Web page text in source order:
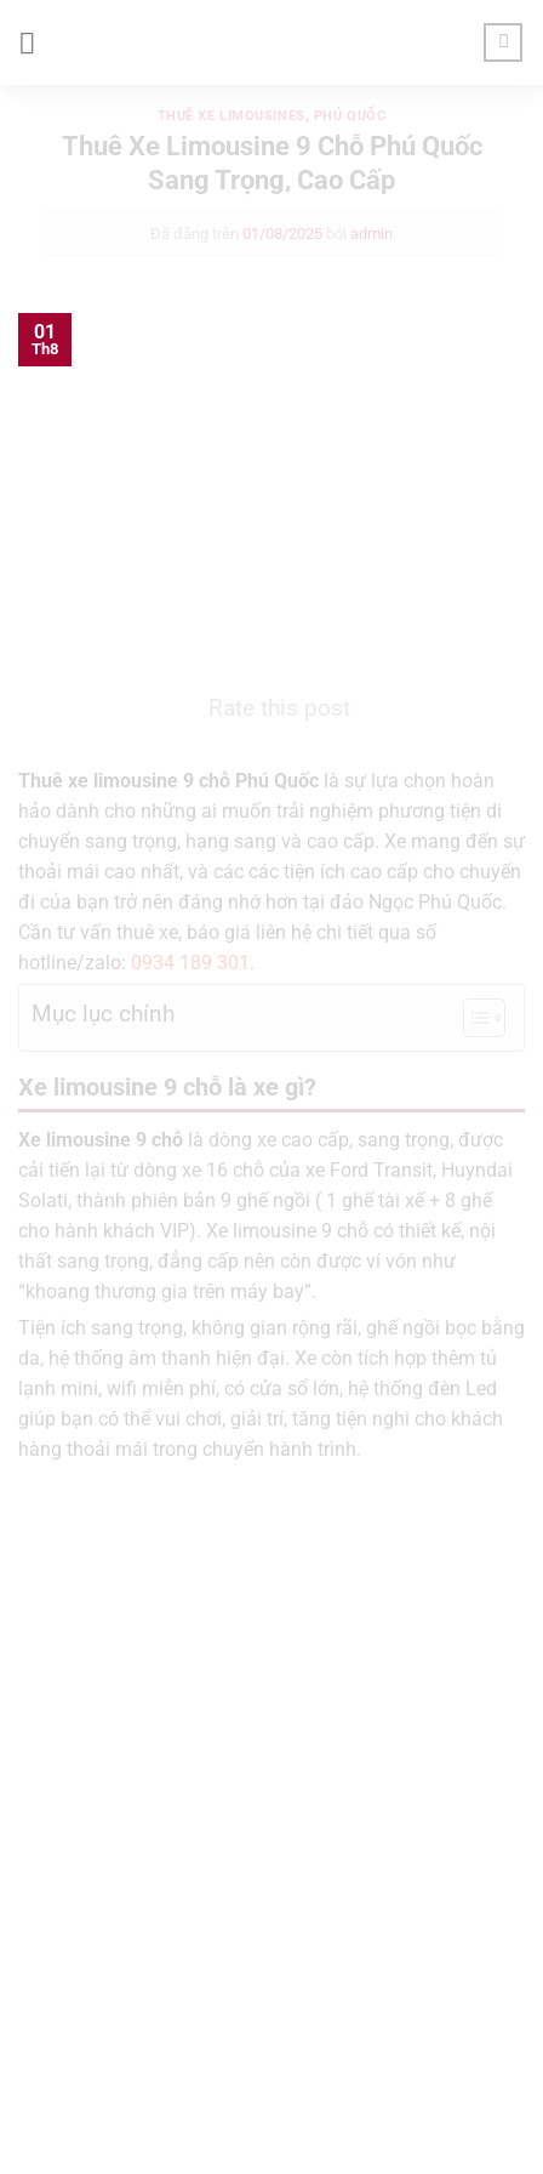
THUÊ XE LIMOUSINES , PHÚ QUỐC
Thuê Xe Limousine 9 Chỗ Phú Quốc
Sang Trọng, Cao Cấp
01/08/2025 admin
01
Th8
Thuê xe limousine 9 chỗ Phú Quốc là sự lựa chọn hoàn
hảo dành cho những ai muốn trải nghiệm phương tiện di
chuyển sang trọng, hạng sang và cao cấp. Xe mang đến sự
thoải mái cao nhất, và các các tiện ích cao cấp cho chuyến
đi của bạn trở nên đáng nhớ hơn tại đảo Ngọc Phú Quốc.
Cần tư vấn thuê xe, báo giá liên hệ chi tiết qua số
hotline/zalo: 0934 189 301 .
Mục lục chính
Xe limousine 9 chỗ là xe gì?
Xe limousine 9 chỗ là dòng xe cao cấp, sang trọng, được
cải tiến lại từ dòng xe 16 chỗ của xe Ford Transit, Huyndai
Solati, thành phiên bản 9 ghế ngồi ( 1 ghế tài xế + 8 ghế
cho hành khách VIP). Xe limousine 9 chỗ có thiết kế, nội
thất sang trọng, đẳng cấp nên còn được ví vón như
“khoang thương gia trên máy bay”.
Tiện ích sang trọng, không gian rộng rãi, ghế ngồi bọc bằng
da, hệ thống âm thanh hiện đại. Xe còn tích hợp thêm tủ
lạnh mini, wifi miễn phí, có cửa sổ lớn, hệ thống đèn Led
giúp bạn có thể vui chơi, giải trí, tăng tiện nghi cho khách
hàng thoải mái trong chuyến hành trình.